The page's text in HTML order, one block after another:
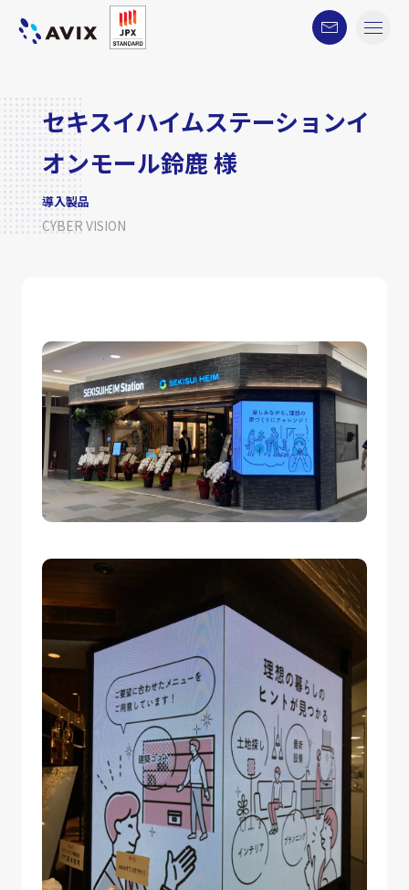
セキスイハイムステーションイ
オンモール鈴鹿 様
導入製品
CYBER VISION